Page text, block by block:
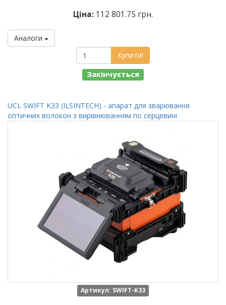
Ціна: 112 801.75 грн.
Аналоги
Купити!
Закінчується
UCL SWIFT K33 (ILSINTECH) - апарат для зварювання
оптичних волокон з вирівнюванням по серцевині
Артикул: SWIFT-K33